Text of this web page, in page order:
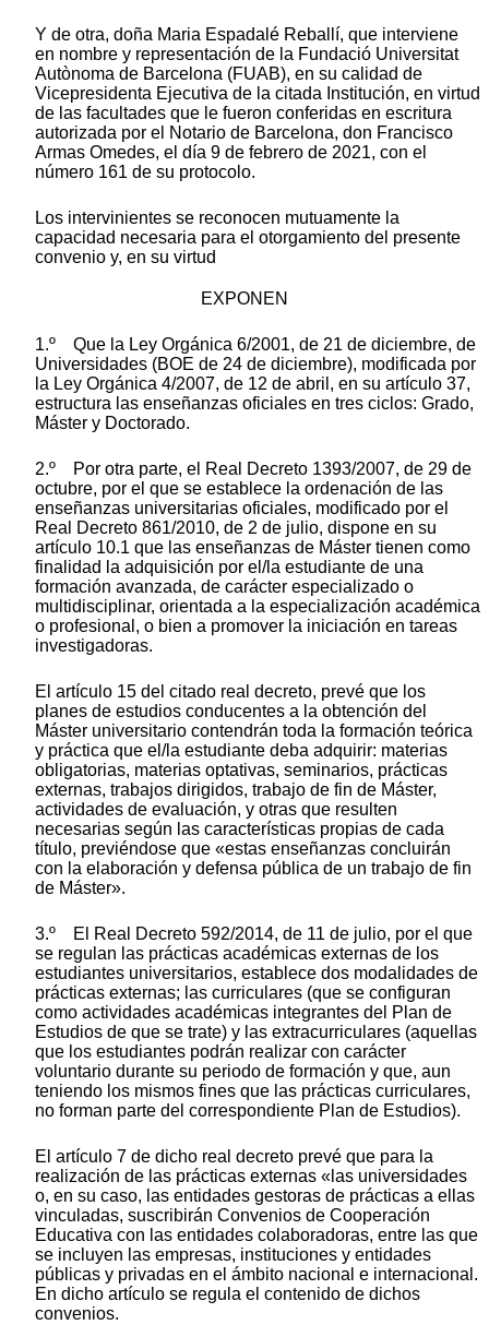
Y de otra, doña Maria Espadalé Reballí, que interviene
en nombre y representación de la Fundació Universitat
Autònoma de Barcelona (FUAB), en su calidad de
Vicepresidenta Ejecutiva de la citada Institución, en virtud
de las facultades que le fueron conferidas en escritura
autorizada por el Notario de Barcelona, don Francisco
Armas Omedes, el día 9 de febrero de 2021, con el
número 161 de su protocolo.
Los intervinientes se reconocen mutuamente la
capacidad necesaria para el otorgamiento del presente
convenio y, en su virtud
EXPONEN
1.º Que la Ley Orgánica 6/2001, de 21 de diciembre, de
Universidades (BOE de 24 de diciembre), modificada por
la Ley Orgánica 4/2007, de 12 de abril, en su artículo 37,
estructura las enseñanzas oficiales en tres ciclos: Grado,
Máster y Doctorado.
2.º Por otra parte, el Real Decreto 1393/2007, de 29 de
octubre, por el que se establece la ordenación de las
enseñanzas universitarias oficiales, modificado por el
Real Decreto 861/2010, de 2 de julio, dispone en su
artículo 10.1 que las enseñanzas de Máster tienen como
finalidad la adquisición por el/la estudiante de una
formación avanzada, de carácter especializado o
multidisciplinar, orientada a la especialización académica
o profesional, o bien a promover la iniciación en tareas
investigadoras.
El artículo 15 del citado real decreto, prevé que los
planes de estudios conducentes a la obtención del
Máster universitario contendrán toda la formación teórica
y práctica que el/la estudiante deba adquirir: materias
obligatorias, materias optativas, seminarios, prácticas
externas, trabajos dirigidos, trabajo de fin de Máster,
actividades de evaluación, y otras que resulten
necesarias según las características propias de cada
título, previéndose que «estas enseñanzas concluirán
con la elaboración y defensa pública de un trabajo de fin
de Máster».
3.º El Real Decreto 592/2014, de 11 de julio, por el que
se regulan las prácticas académicas externas de los
estudiantes universitarios, establece dos modalidades de
prácticas externas; las curriculares (que se configuran
como actividades académicas integrantes del Plan de
Estudios de que se trate) y las extracurriculares (aquellas
que los estudiantes podrán realizar con carácter
voluntario durante su periodo de formación y que, aun
teniendo los mismos fines que las prácticas curriculares,
no forman parte del correspondiente Plan de Estudios).
El artículo 7 de dicho real decreto prevé que para la
realización de las prácticas externas «las universidades
o, en su caso, las entidades gestoras de prácticas a ellas
vinculadas, suscribirán Convenios de Cooperación
Educativa con las entidades colaboradoras, entre las que
se incluyen las empresas, instituciones y entidades
públicas y privadas en el ámbito nacional e internacional.
En dicho artículo se regula el contenido de dichos
convenios.